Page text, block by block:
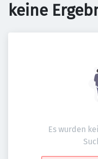
keine
Es wurden